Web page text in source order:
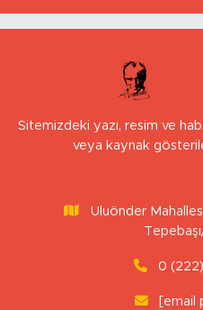
Sitemizdeki yazı, resim ve
veya kaynak
Uluönder
0
[email